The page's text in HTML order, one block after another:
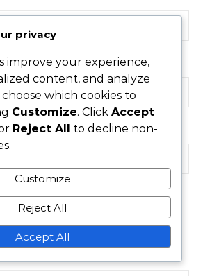
and website in this browser for
privacy
improve your experience,
content, and analyze
which cookies to
Customize. Click Accept
Reject All to decline non-
Customize
Reject All
Accept All